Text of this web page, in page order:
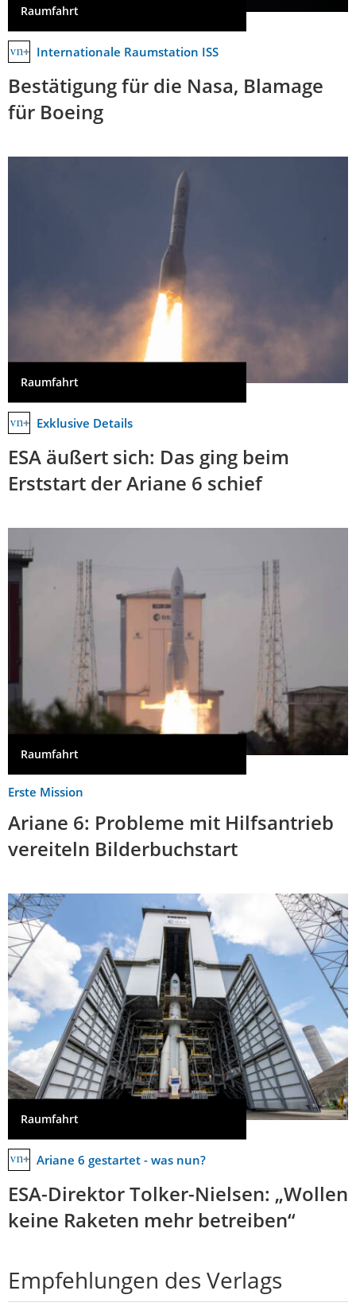
Raumfahrt
Internationale Raumstation ISS
Bestätigung für die Nasa, Blamage
für Boeing
Raumfahrt
Exklusive Details
ESA äußert sich: Das ging beim
Erststart der Ariane 6 schief
Raumfahrt
Erste Mission
Ariane 6: Probleme mit Hilfsantrieb
vereiteln Bilderbuchstart
Raumfahrt
Ariane 6 gestartet - was nun?
ESA-Direktor Tolker-Nielsen: „Wollen
keine Raketen mehr betreiben“
Empfehlungen des Verlags